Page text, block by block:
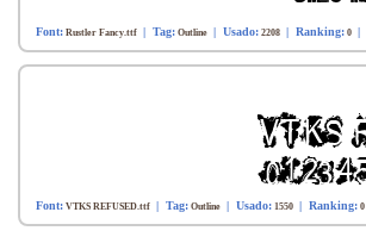
Font: Rustler Fancy.ttf | Tag: Outline | Usado: 2208 | Ranking: 0 |
Font: VTKS REFUSED.ttf | Tag: Outline | Usado: 1550 | Ranking: 0